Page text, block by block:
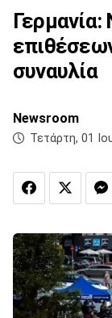
συναυλία
Newsroom
Τετάρτη, 01